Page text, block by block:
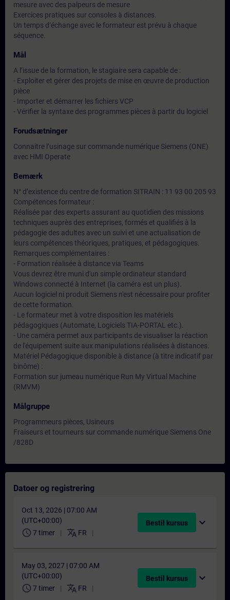
mesure avec des palpeurs de mesure
Exercices pratiques sur consoles à distances.
Un temps d’échange avec le formateur est prévu à chaque
séquence.
Mål
A l’issue de la formation, le stagiaire sera capable de :
- Exploiter et gérer des projets de mise en œuvre de production
pièce
- Importer et démarrer les fichiers VCP
- Vérifier la syntaxe des programmes pièces à partir du logiciel
Forudsætninger
Connaitre l’usinage sur commande numérique Siemens (ONE)
avec HMI Operate
Bemærk
N° d’existence du centre de formation SITRAIN : 11 93 00 205 93
Compétences formateur :
Réalisée par des experts assurant au quotidien des missions
techniques auprès des entreprises, formés et qualifiés à la
pédagogie des adultes avec un suivi et une actualisation de
leurs compétences théoriques, pratiques, et pédagogiques.
Remarques complémentaires :
- Formation réalisée à distance via Teams
Vous devrez être muni d'un simple ordinateur standard
Windows connecté à Internet (la caméra est un plus).
Aucun logiciel ni produit Siemens n'est nécessaire pour profiter
de cette formation.
- Le formateur met à votre disposition les matériels
pédagogiques (Automate, Logiciels TIA-PORTAL etc.).
- Une caméra permet aux participants de visualiser la réaction
de l'équipement suite aux manipulations réalisées à distances.
Matériel Pédagogique disponible à distance (à titre indicatif par
binôme) :
Formation sur jumeau numérique Run My Virtual Machine
(RMVM)
Målgruppe
Programmeurs pièces, Usineurs
Fraiseurs et tourneurs sur commande numérique Siemens One
/828D
Datoer og registrering
Oct 13, 2026 | 07:00 AM
(UTC+00:00)
schedule 7 timer translate FR
Bestil kursus expand_more
May 03, 2027 | 07:00 AM
(UTC+00:00)
schedule 7 timer translate FR
Bestil kursus expand_more